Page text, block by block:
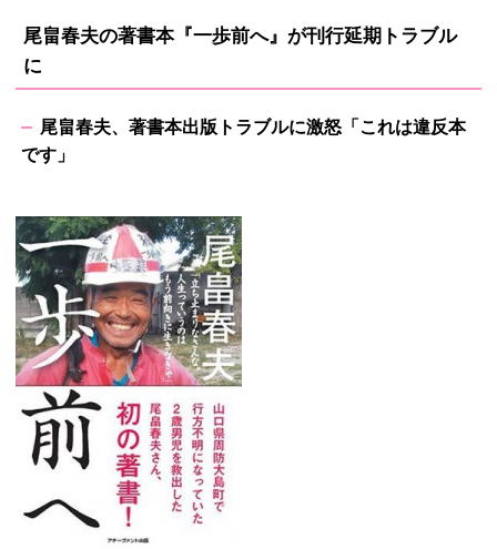
尾畠春夫の著書本『一歩前へ』が刊行延期トラブル
に
尾畠春夫、著書本出版トラブルに激怒「これは違反本
です」